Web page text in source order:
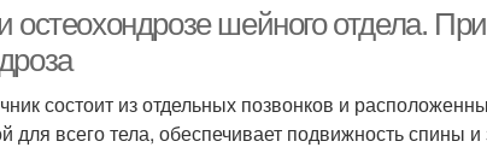
остеохондрозе шейного отдела.
состоит из отдельных позвонков и
для всего тела, обеспечивает подвижность спины